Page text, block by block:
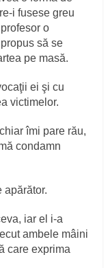
fusese greu
o
să se
pe masă.
ei şi cu
victimelor.
îmi pare rău,
condamn
apărător.
iar el i‑a
ambele mâini
care exprima